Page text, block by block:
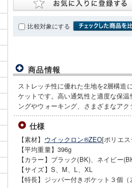
比較対象にする
商品情報
ストレッチ性に優れた生地を2層構造
ケットです。高い通気性と適度な保
ングやウォーキング、さまざまなアク
仕様
【素材】 ウイックロン®ZEO[ポリエス
【平均重量】396g
【カラー】ブラック(BK)、ネイビー
【サイズ】S、M、L、XL
【特長】ジッパー付きポケット３個